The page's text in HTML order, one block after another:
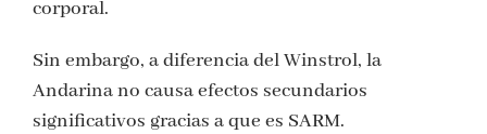
corporal.
Sin embargo, a diferencia del Winstrol, la
Andarina no causa efectos secundarios
significativos gracias a que es SARM.